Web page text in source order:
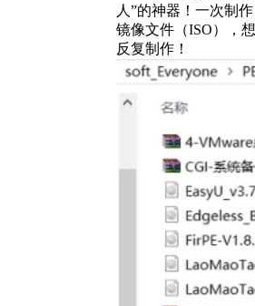
人”的神器！一次制
镜像文件（ISO），
反复制作！